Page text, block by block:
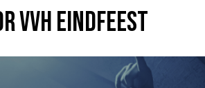
VVH eindfeest